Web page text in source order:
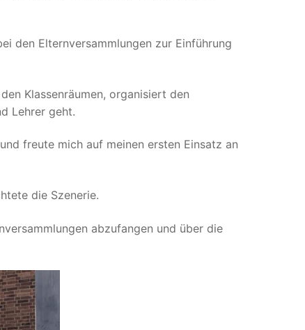
den Elternversammlungen zur Einführung
Klassenräumen, organisiert den
Lehrer geht.
freute mich auf meinen ersten Einsatz an
die Szenerie.
abzufangen und über die